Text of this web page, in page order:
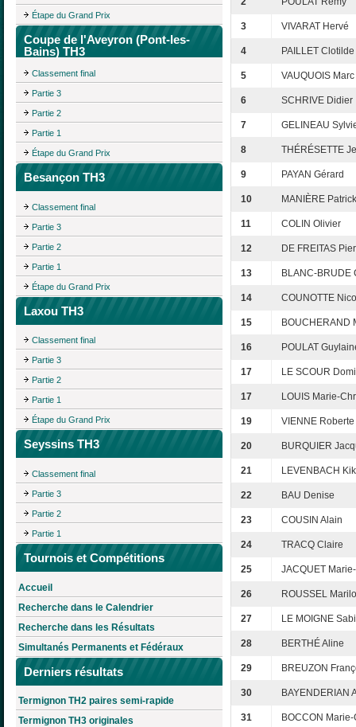
Étape du Grand Prix
Coupe de l'Aveyron (Pont-les-
Bains) TH3
Classement final
Partie 3
Partie 2
Partie 1
Étape du Grand Prix
Besançon TH3
Classement final
Partie 3
Partie 2
Partie 1
Étape du Grand Prix
Laxou TH3
Classement final
Partie 3
Partie 2
Partie 1
Étape du Grand Prix
Seyssins TH3
Classement final
Partie 3
Partie 2
Partie 1
Tournois et Compétitions
Accueil
Recherche dans le Calendrier
Recherche dans les Résultats
Simultanés Permanents et Fédéraux
Derniers résultats
Termignon TH2 paires semi-rapide
Termignon TH3 originales
3 VIVARAT Hervé
4 PAILLET Clotilde
5 VAUQUOIS Marc
6 SCHRIVE Didier
7 GELINEAU
8 THÉRÉSETTE
9 PAYAN Gérard
10 MANIÈRE Patrick
11 COLIN Olivier
12 DE FREITAS
13 BLANC-BRUDE
14 COUNOTTE
15 BOUCHERAND
16 POULAT
17 LE SCOUR
17 LOUIS Marie-
19 VIENNE Roberte
20 BURQUIER
21 LEVENBACH
22 BAU Denise
23 COUSIN Alain
24 TRACQ Claire
25 JACQUET
26 ROUSSEL
27 LE MOIGNE
28 BERTHÉ Aline
29 BREUZON
30 BAYENDERIAN
31 BOCCON